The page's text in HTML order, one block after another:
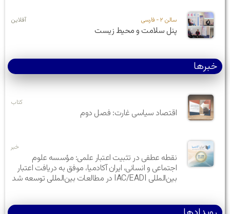
سالن ۲ - فارسی آفلاین
پنل سلامت و محیط زیست
خبرها
کتاب
اقتصاد سیاسی غارت: فصل دوم
خبر
نقطه عطفی در تثبیت اعتبار علمی: مؤسسه علوم
اجتماعی و انسانی، ایران آکادمیا، موفق به دریافت اعتبار
بین‌المللی IAC/EADI در مطالعات بین‌المللی توسعه شد